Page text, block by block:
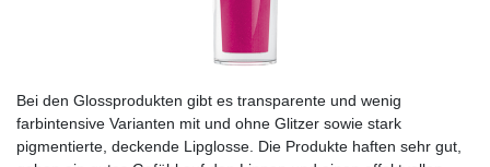
Bei den Glossprodukten gibt es transparente und wenig
farbintensive Varianten mit und ohne Glitzer sowie stark
pigmentierte, deckende Lipglosse. Die Produkte haften sehr gut,